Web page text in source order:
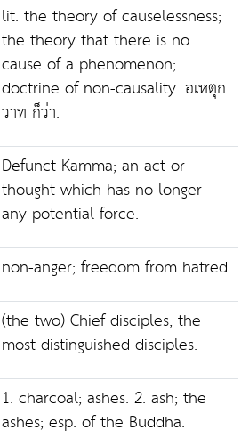
lit. the theory of causelessness;
the theory that there is no
cause of a phenomenon;
doctrine of non-causality. อเหตุก
วาท ก็ว่า.
Defunct Kamma; an act or
thought which has no longer
any potential force.
non-anger; freedom from hatred.
(the two) Chief disciples; the
most distinguished disciples.
1. charcoal; ashes. 2. ash; the
ashes; esp. of the Buddha.